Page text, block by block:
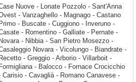
- Lonate Pozzolo - Sant'Anna Ovest - Vanzaghello - Magnago - Castano Primo - Buscate - Cuggiono - Inveruno - Casate - Romentino - Galliate - Pernate - Novara - Nibbia - San Pietro Mosezzo - Casaleggio Novara - Vicolungo - Biandrate - Recetto - Greggio - Arborio - Villarboit - Formigliana - Balocco - Fornace Crocicchio - Carisio - Cavaglià - Romano Canavese - Scarmagno - Ivrea - Pavone Canavese - Perosa Canavese - Ribes - Samone - Banchette - Quincinetto - Torredaniele